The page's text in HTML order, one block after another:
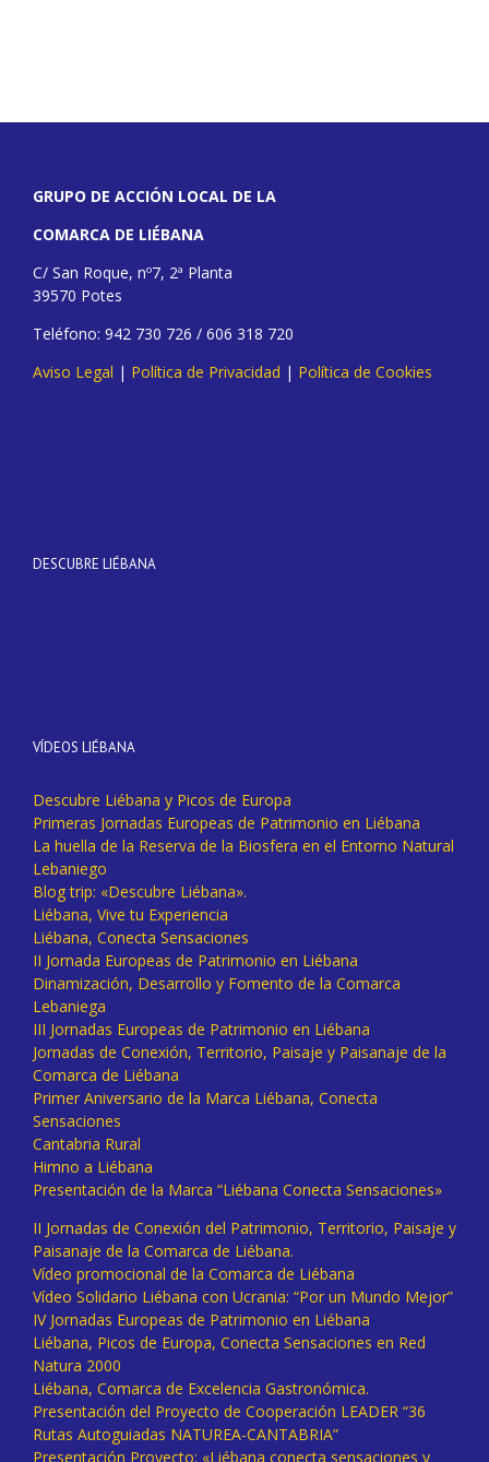
GRUPO DE ACCIÓN LOCAL DE LA
COMARCA DE LIÉBANA
C/ San Roque, nº7, 2ª Planta
39570 Potes
Teléfono: 942 730 726 / 606 318 720
Aviso Legal | Política de Privacidad | Política de Cookies
DESCUBRE LIÉBANA
VÍDEOS LIÉBANA
Descubre Liébana y Picos de Europa
Primeras Jornadas Europeas de Patrimonio en Liébana
La huella de la Reserva de la Biosfera en el Entorno Natural
Lebaniego
Blog trip: «Descubre Liébana».
Liébana, Vive tu Experiencia
Liébana, Conecta Sensaciones
II Jornada Europeas de Patrimonio en Liébana
Dinamización, Desarrollo y Fomento de la Comarca
Lebaniega
III Jornadas Europeas de Patrimonio en Liébana
Jornadas de Conexión, Territorio, Paisaje y Paisanaje de la
Comarca de Liébana
Primer Aniversario de la Marca Liébana, Conecta
Sensaciones
Cantabria Rural
Himno a Liébana
Presentación de la Marca “Liébana Conecta Sensaciones»
II Jornadas de Conexión del Patrimonio, Territorio, Paisaje y
Paisanaje de la Comarca de Liébana.
Vídeo promocional de la Comarca de Liébana
Vídeo Solidario Liébana con Ucrania: “Por un Mundo Mejor”
IV Jornadas Europeas de Patrimonio en Liébana
Liébana, Picos de Europa, Conecta Sensaciones en Red
Natura 2000
Liébana, Comarca de Excelencia Gastronómica.
Presentación del Proyecto de Cooperación LEADER “36
Rutas Autoguiadas NATUREA-CANTABRIA”
Presentación Proyecto: «Liébana conecta sensaciones y